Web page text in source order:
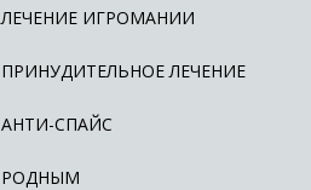
ЛЕЧЕНИЕ ИГРОМАНИИ
ПРИНУДИТЕЛЬНОЕ ЛЕЧЕНИЕ
АНТИ-СПАЙС
РОДНЫМ